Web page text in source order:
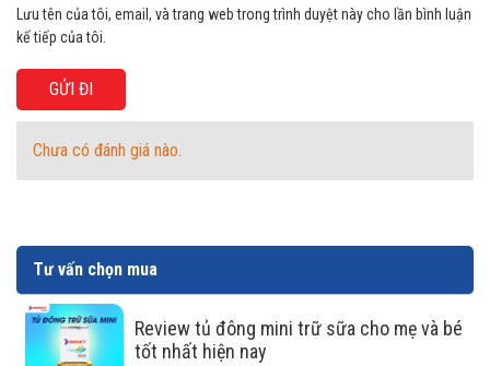
hành êm ái và tiết kiệm điện.
Lưu tên của tôi, email, và trang web trong trình duyệt này cho lần bình luận
kế tiếp của tôi.
Chưa có đánh giá nào.
Tư vấn chọn mua
Review tủ đông mini trữ sữa cho mẹ và bé
tốt nhất hiện nay